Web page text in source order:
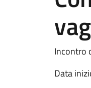
Incontro
Data